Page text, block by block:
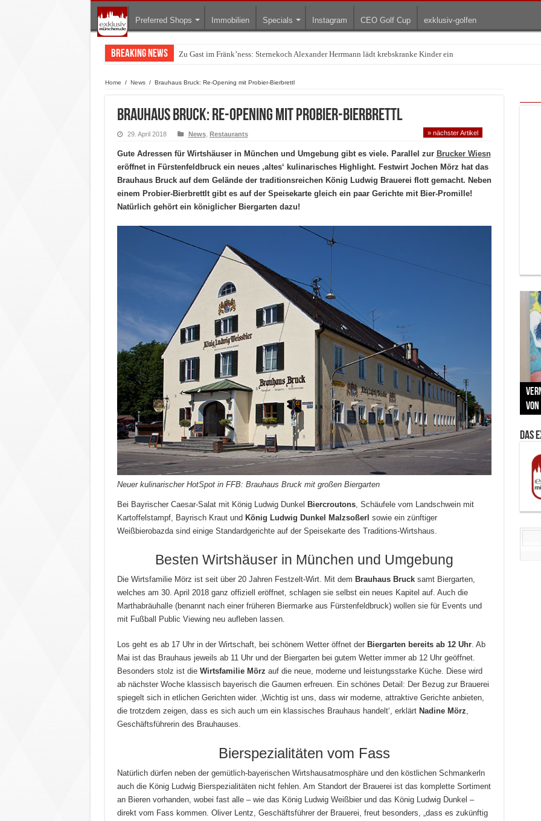
Preferred Shops Immobilien Specials Instagram CEO Golf Cup exklusiv-golfen
Breaking News Zu Gast im Fränk’ness: Sternekoch Alexander Herrmann lädt krebskranke Kinder ein
Warum München gerade zum Treffpunkt der Lingerie-Branche wurde
Home / News / Brauhaus Bruck: Re-Opening mit Probier-Bierbrettl
Brauhaus Bruck: Re-Opening mit Probier-Bierbrettl
29. April 2018 News, Restaurants » nächster Artikel
Gute Adressen für Wirtshäuser in München und Umgebung gibt es viele. Parallel zur Brucker Wiesn
eröffnet in Fürstenfeldbruck ein neues ‚altes‘ kulinarisches Highlight. Festwirt Jochen Mörz hat das
Brauhaus Bruck auf dem Gelände der traditionsreichen König Ludwig Brauerei flott gemacht. Neben
einem Probier-Bierbrettlt gibt es auf der Speisekarte gleich ein paar Gerichte mit Bier-Promille!
Natürlich gehört ein königlicher Biergarten dazu!
Neuer kulinarischer HotSpot in FFB: Brauhaus Bruck mit großen Biergarten
Bei Bayrischer Caesar-Salat mit König Ludwig Dunkel Biercroutons, Schäufele vom Landschwein mit
Kartoffelstampf, Bayrisch Kraut und König Ludwig Dunkel Malzsoßerl sowie ein zünftiger
Weißbierobazda sind einige Standardgerichte auf der Speisekarte des Traditions-Wirtshaus.
Besten Wirtshäuser in München und Umgebung
Die Wirtsfamilie Mörz ist seit über 20 Jahren Festzelt-Wirt. Mit dem Brauhaus Brucksamt Biergarten,
welches am 30. April 2018 ganz offiziell eröffnet, schlagen sie selbst ein neues Kapitel auf. Auch die
Marthabräuhalle (benannt nach einer früheren Biermarke aus Fürstenfeldbruck) wollen sie für Events und
mit Fußball Public Viewing neu aufleben lassen.
Los geht es ab 17 Uhr in der Wirtschaft, bei schönem Wetter öffnet der Biergarten bereits ab 12 Uhr. Ab
Mai ist das Brauhaus jeweils ab 11 Uhr und der Biergarten bei gutem Wetter immer ab 12 Uhr geöffnet.
Besonders stolz ist die Wirtsfamilie Mörz auf die neue, moderne und leistungsstarke Küche. Diese wird
ab nächster Woche klassisch bayerisch die Gaumen erfreuen. Ein schönes Detail: Der Bezug zur Brauerei
spiegelt sich in etlichen Gerichten wider. ‚Wichtig ist uns, dass wir moderne, attraktive Gerichte anbieten,
die trotzdem zeigen, dass es sich auch um ein klassisches Brauhaus handelt‘, erklärt Nadine Mörz
Geschäftsführerin des Brauhauses.
Bierspezialitäten vom Fass
Natürlich dürfen neben der gemütlich-bayerischen Wirtshausatmosphäre und den köstlichen Schmankerln
auch die König Ludwig Bierspezialitäten nicht fehlen. Am Standort der Brauerei ist das komplette Sortiment
an Bieren vorhanden, wobei fast alle – wie das König Ludwig Weißbier und das König Ludwig Dunkel –
direkt vom Fass kommen. Oliver Lentz, Geschäftsführer der Brauerei, freut besonders, „dass es zukünftig
Zu
Das